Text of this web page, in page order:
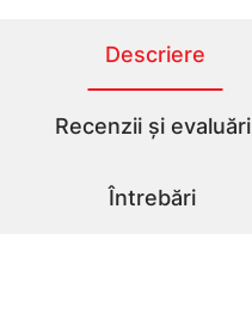
Descriere
Recenzii și evaluări
Întrebări